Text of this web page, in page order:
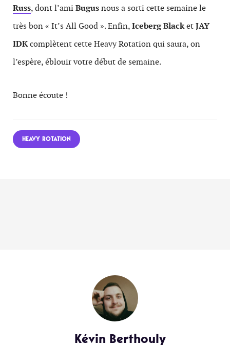
Russ, dont l’amiBugusnous a sorti cette semaine le
très bon « It’s All Good ». Enfin,Iceberg BlacketJAY
IDKcomplètent cette Heavy Rotation qui saura, on
l’espère, éblouir votre début de semaine.
Bonne écoute !
HEAVY ROTATION
Kévin Berthouly